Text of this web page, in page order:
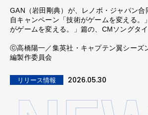
GAN（岩田剛典）が、レノボ・ジャパン合
自キャンペーン「技術がゲームを変える。
がゲームを変える。」篇の、CMソングタ
ⓒ高橋陽一／集英社・キャプテン翼シーズ
編製作委員会
リリース情報 2026.05.30